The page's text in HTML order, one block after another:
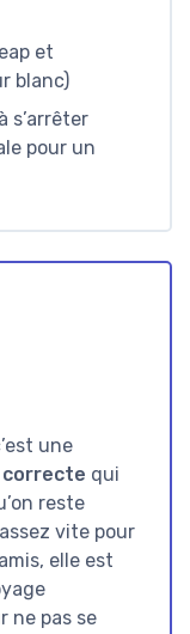
et
blanc)
s’arrêter
pour un
une
correcte qui
reste
vite pour
elle est
ne pas se